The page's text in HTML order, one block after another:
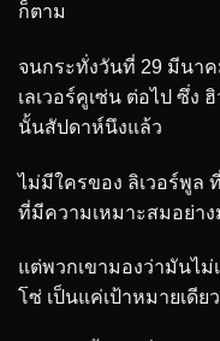
ก็ตาม
จนกระทั่งวันที่ 29 มีนา
เลเวอร์คูเซ่น ต่อไป ซึ่ง
นั้นสัปดาห์นึงแล้ว
ไม่มีใครของ ลิเวอร์พูล
ที่มีความเหมาะสมอย่า
แต่พวกเขามองว่ามันไ
โซ่ เป็นแค่เป้าหมายเดียว